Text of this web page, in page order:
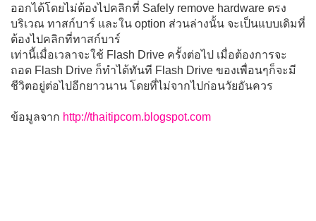
ออกได้โดยไม่ต้องไปคลิกที่ Safely remove hardware ตรง
บริเวณ ทาสก์บาร์ และใน option ส่วนล่างนั้น จะเป็นแบบเดิมที่
ต้องไปคลิกที่ทาสก์บาร์
เท่านี้เมื่อเวลาจะใช้ Flash Drive ครั้งต่อไป เมื่อต้องการจะ
ถอด Flash Drive ก็ทำได้ทันที Flash Drive ของเพื่อนๆก็จะมี
ชีวิตอยู่ต่อไปอีกยาวนาน โดยที่ไม่จากไปก่อนวัยอันควร
ข้อมูลจาก http://thaitipcom.blogspot.com